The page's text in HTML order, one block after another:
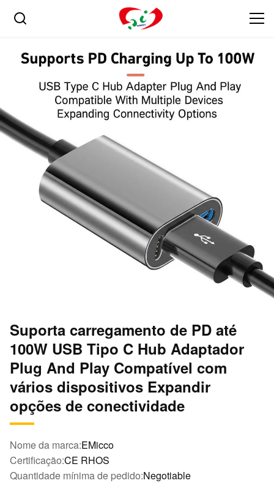
Suporta carregamento de PD até
100W USB Tipo C Hub Adaptador
Plug And Play Compatível com
vários dispositivos Expandir
opções de conectividade
Nome da marca:EMicco
Certificação:CE RHOS
Quantidade mínima de pedido:Negotiable